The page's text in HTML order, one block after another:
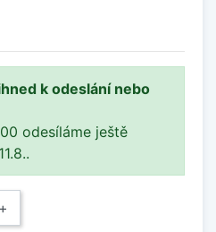
k odeslání nebo
odesíláme ještě
+